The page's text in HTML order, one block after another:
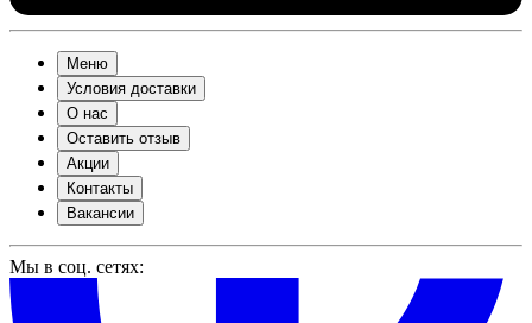
Меню
Условия доставки
О нас
Оставить отзыв
Акции
Контакты
Вакансии
Мы в соц. сетях: